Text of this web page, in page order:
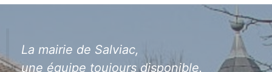
La mairie de Salviac,
une équipe toujours disponible.